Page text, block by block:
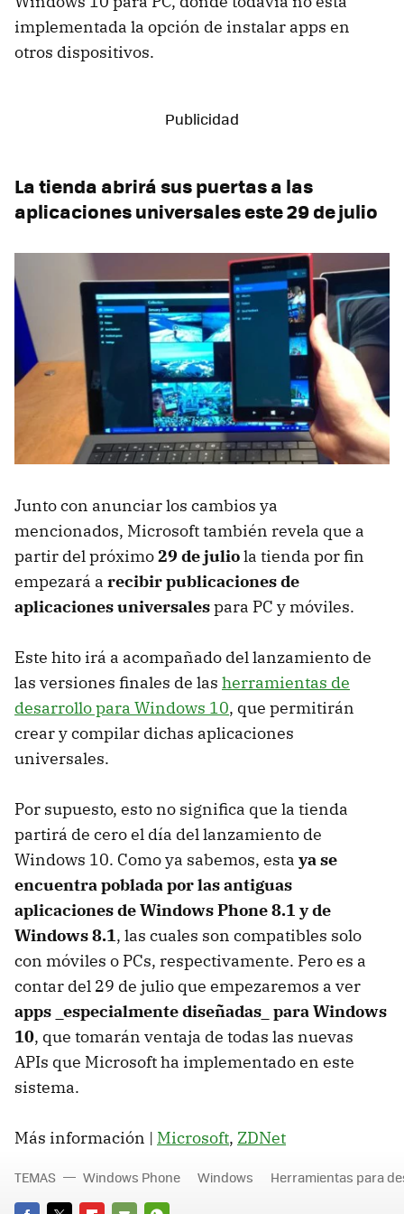
implementada la opción de instalar apps en
otros dispositivos.
La tienda abrirá sus puertas a las
aplicaciones universales este 29 de julio
Junto con anunciar los cambios ya
mencionados, Microsoft también revela que a
partir del próximo29 de juliola tienda por fin
empezará a recibir publicaciones de
aplicaciones universalespara PC y móviles.
Este hito irá a acompañado del lanzamiento de
las versiones finales de las herramientas de
desarrollo para Windows 10, que permitirán
crear y compilar dichas aplicaciones
universales.
Por supuesto, esto no significa que la tienda
partirá de cero el día del lanzamiento de
Windows 10. Como ya sabemos, esta ya se
encuentra poblada por las antiguas
aplicaciones de Windows Phone 8.1 y de
Windows 8.1, las cuales son compatibles solo
con móviles o PCs, respectivamente. Pero es a
contar del 29 de julio que empezaremos a ver
apps _especialmente diseñadas_ para Windows
10, que tomarán ventaja de todas las nuevas
APIs que Microsoft ha implementado en este
sistema.
Más información | Microsoft, ZDNet
TEMAS Windows Phone Windows Herramientas para